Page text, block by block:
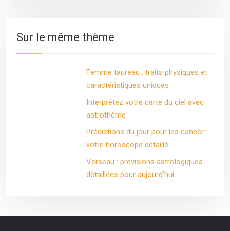
Sur le même thème
Femme taureau : traits physiques et
caractéristiques uniques
Interprétez votre carte du ciel avec
astrothème
Prédictions du jour pour les cancer :
votre horoscope détaillé
Verseau : prévisions astrologiques
détaillées pour aujourd’hui